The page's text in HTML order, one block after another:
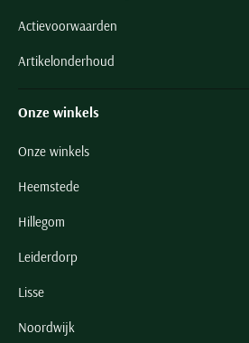
Actievoorwaarden
Artikelonderhoud
Onze winkels
Onze winkels
Heemstede
Hillegom
Leiderdorp
Lisse
Noordwijk